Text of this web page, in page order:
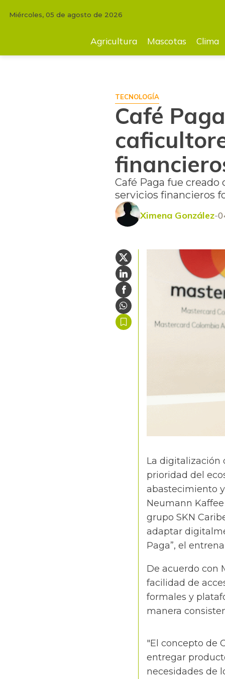
Café Paga, el programa para entrenar a
Miércoles, 05 de agosto de 2026
Agricultura Mascotas Clima
TECNOLOGÍA
Café
Café Paga fue
servicios financieros
Ximena González
La digitalización
prioridad del
abastecimiento
Neumann
grupo SKN
adaptar
Paga”, el
De acuerdo con
facilidad de
formales y
manera
"El concepto de
entregar
necesidades de